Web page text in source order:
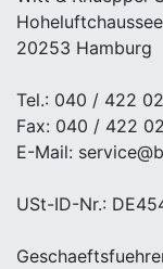
Hoheluftchaussee
20253 Hamburg
Tel.: 040 / 422
Fax: 040 / 422
E-Mail:
USt-ID-Nr.: